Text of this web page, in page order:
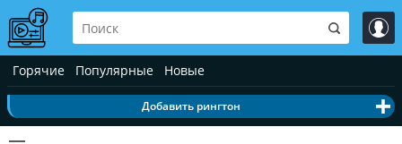
Горячие Популярные Новые
Добавить рингтон